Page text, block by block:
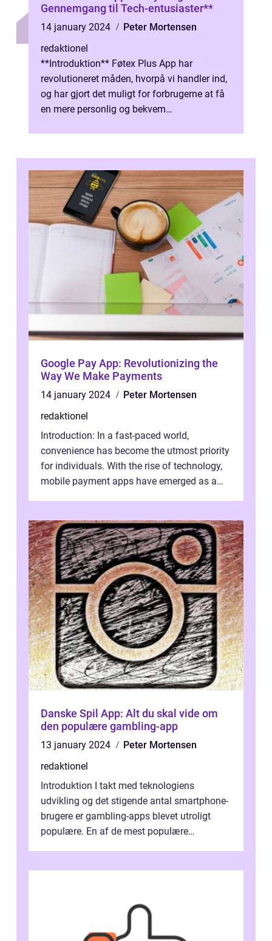
Gennemgang til Tech-entusiaster**
14 january 2024
Peter Mortensen
redaktionel
**Introduktion** Føtex Plus App har
revolutioneret måden, hvorpå vi handler ind,
og har gjort det muligt for forbrugerne at få
en mere personlig og bekvem
Google Pay App: Revolutionizing the
Way We Make Payments
14 january 2024
Peter Mortensen
redaktionel
Introduction: In a fast-paced world,
convenience has become the utmost priority
for individuals. With the rise of technology,
mobile payment apps have emerged as a
Danske Spil App: Alt du skal vide om
den populære gambling-app
13 january 2024
Peter Mortensen
redaktionel
Introduktion I takt med teknologiens
udvikling og det stigende antal smartphone-
brugere er gambling-apps blevet utroligt
populære. En af de mest populære